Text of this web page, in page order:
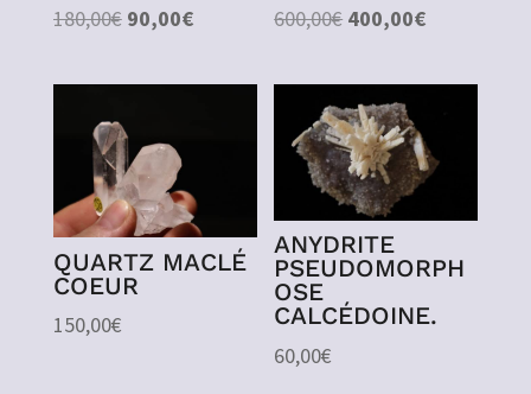
180,00€ Le
initial
180,00€.
90,00€Le
actuel
600,00€ Le
initial
était :
600,00€.
400,00€Le
actuel
400,00€.
QUARTZ MACLÉ
COEUR
150,00€
ANYDRITE
PSEUDOMORPH
OSE
CALCÉDOINE.
60,00€